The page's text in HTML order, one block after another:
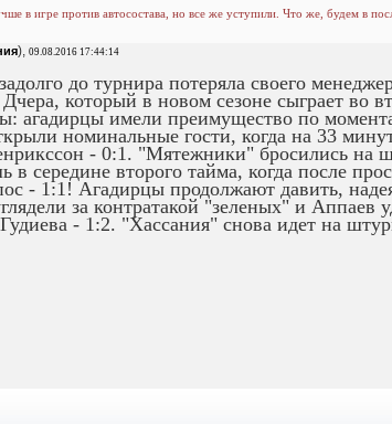
в игре против автосостава, но все же уступили. Что же, будем в
), 09.08.2016 17:44:14
до турнира потеряла своего
который в новом сезоне сыграет во
агадирцы имели преимущество по
номинальные гости, когда на 33
- 0:1. "Мятежники" бросились на
в середине второго тайма, когда после
- 1:1! Агадирцы продолжают давить,
за контратакой "зеленых" и Аппаев
- 1:2. "Хассания" снова идет на